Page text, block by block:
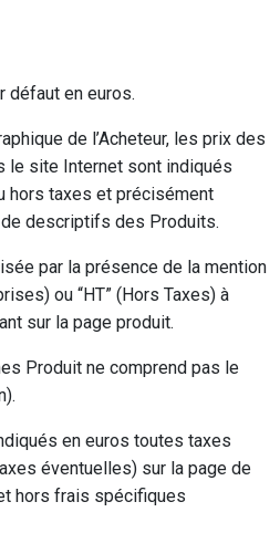
défaut en euros.
de l’Acheteur, les prix des
le site Internet sont indiqués
hors taxes et précisément
descriptifs des Produits.
par la présence de la mention
ou “HT” (Hors Taxes) à
sur la page produit.
Produit ne comprend pas le
en euros toutes taxes
éventuelles) sur la page de
hors frais spécifiques